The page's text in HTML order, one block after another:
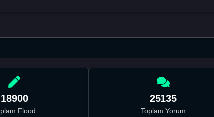
18900
Flood
25135
Toplam Yorum